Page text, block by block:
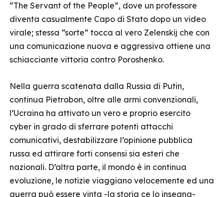
“The Servant of the People”, dove un professore
diventa casualmente Capo di Stato dopo un video
virale; stessa “sorte” tocca al vero Zelenskij che con
una comunicazione nuova e aggressiva ottiene una
schiacciante vittoria contro Poroshenko.
Nella guerra scatenata dalla Russia di Putin,
continua Pietrobon, oltre alle armi convenzionali,
l’Ucraina ha attivato un vero e proprio esercito
cyber in grado di sferrare potenti attacchi
comunicativi, destabilizzare l’opinione pubblica
russa ed attirare forti consensi sia esteri che
nazionali. D’altra parte, il mondo è in continua
evoluzione, le notizie viaggiano velocemente ed una
guerra può essere vinta -la storia ce lo insegna-